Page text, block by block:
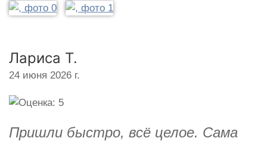
Лариса Т.
24 июня 2026 г.
Пришли быстро, всё целое. Сама